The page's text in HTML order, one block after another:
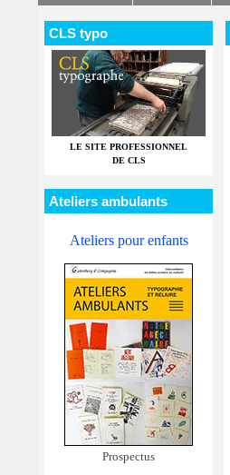
CLS typo
LE SITE PROFESSIONNEL
DE CLS
Ateliers ambulants
Ateliers pour enfants
Prospectus